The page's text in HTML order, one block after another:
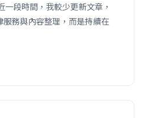
段時間，我較少更新文章，
務與內容整理，而是持續在